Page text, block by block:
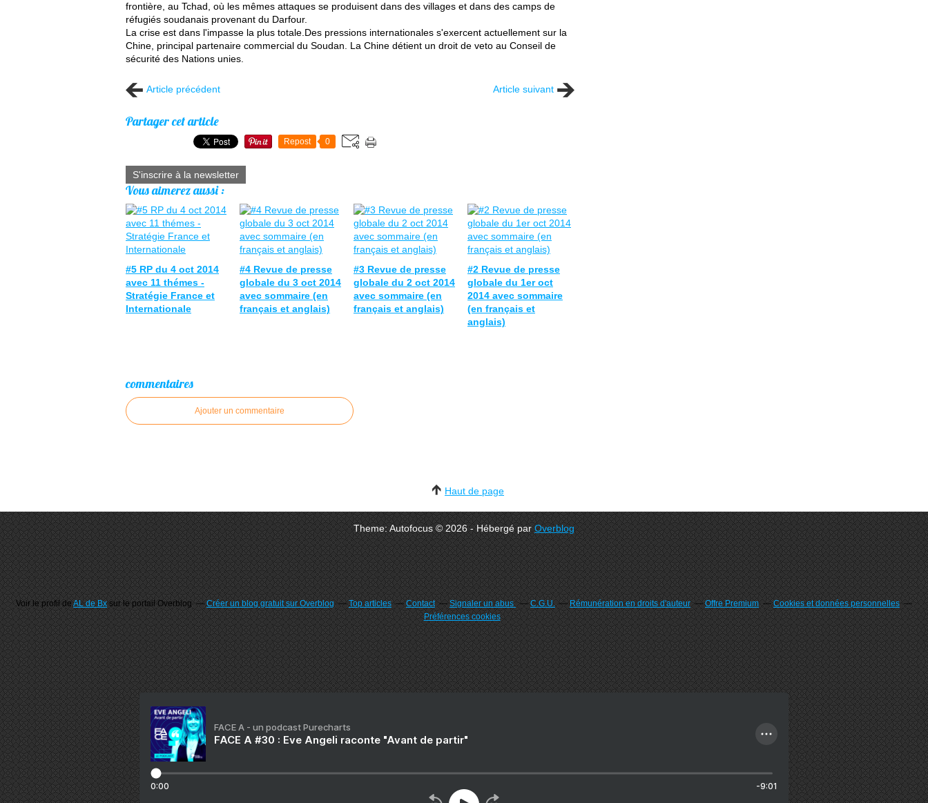
frontière, au Tchad, où les mêmes attaques se produisent dans des villages et dans des camps de
réfugiés soudanais provenant du Darfour.
La crise est dans l'impasse la plus totale.Des pressions internationales s'exercent actuellement sur la
Chine, principal partenaire commercial du Soudan. La Chine détient un droit de veto au Conseil de
sécurité des Nations unies.
Article précédent Article suivant
Partager cet article
Repost 0
S'inscrire à la newsletter
Vous aimerez aussi :
#5 RP du 4 oct 2014
avec 11 thémes -
Stratégie France et
Internationale
#4 Revue de presse
globale du 3 oct 2014
avec sommaire (en
français et anglais)
#3 Revue de presse
globale du 2 oct 2014
avec sommaire (en
français et anglais)
#2 Revue de presse
globale du 1er oct
2014 avec sommaire
(en français et
anglais)
commentaires
Ajouter un commentaire
Haut de page
Theme: Autofocus © 2026 - Hébergé parOverblog
Voir le profil deAL de Bxsur le portail Overblog Créer un blog gratuit sur Overblog Top articles Contact Signaler un abus C.G.U. Rémunération en droits d'auteur Offre Premium
Cookies et données personnelles
Préférences cookies
FACE A - un podcast Purecharts
FACE A #30 : Eve Angeli raconte "Avant de partir"
0:00 -9:01